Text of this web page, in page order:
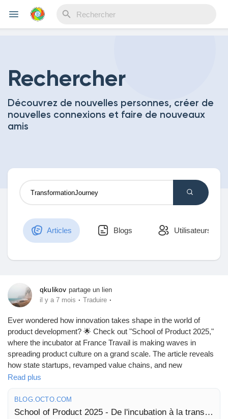
Découvrir Evènements
Découvrir Blogs
Mes Articles
Découvrir Groupes
Mes groupes
Rechercher
Découvrez de nouvelles personnes, créer de
nouvelles connexions et faire de nouveaux
amis
Articles Blogs Utilisateurs
qkulikov partage un lien
il y a 7 mois · Traduire ·
Ever wondered how innovation takes shape in the world of
product development? 🌟 Check out "School of Product 2025,"
where the incubator at France Travail is making waves in
spreading product culture on a grand scale. The article reveals
how state startups, revamped value chains, and new
management styles are paving the way for a transformative
approach.
It’s fascinating to see how some strategies work while others hit
Read plus
BLOG.OCTO.COM
School of Product 2025 - De l'incubation à la transformation produit